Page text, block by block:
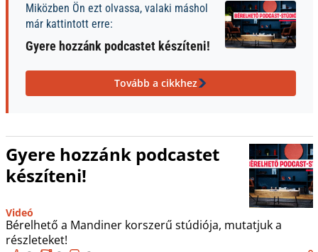
Miközben Ön ezt olvassa, valaki máshol
már kattintott erre:
Gyere hozzánk podcastet készíteni!
Tovább a cikkhez
Gyere hozzánk podcastet
készíteni!
Videó
Bérelhető a Mandiner korszerű stúdiója, mutatjuk a
részleteket!